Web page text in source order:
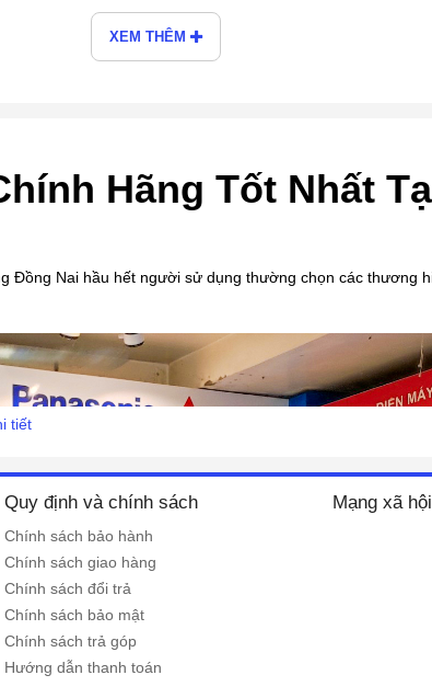
XEM THÊM
Hãng Tốt Nhất
Đồng Nai hầu hết người sử dụng thường chọn các thương
tiết
Quy định và chính sách
Chính sách bảo hành
Chính sách giao hàng
Chính sách đổi trả
Chính sách bảo mật
Chính sách trả góp
Hướng dẫn thanh toán
Mạng xã hội